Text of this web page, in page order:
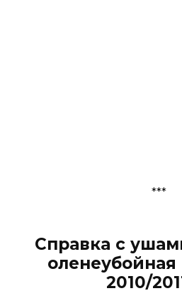
***
Справка с
2010/